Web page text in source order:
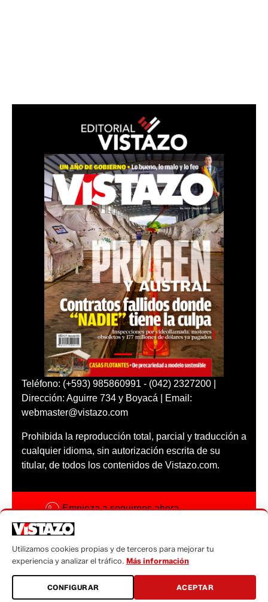
Teléfono: (+593) 985860991 - (042) 2327200 |
Dirección: Aguirre 734 y Boyacá | Email:
webmaster@vistazo.com
Prohibida la reproducción total, parcial y traducción a
cualquier idioma, sin autorización escrita de su
titular, de todos los contenidos de Vistazo.com.
Empieza a seguirnos ahora
Código ética
Sugerencias a:
sugerencias@vistazo.com
Utilizamos cookies propias y de terceros para mejorar tu
experiencia y analizar el tráfico. Más información
CONFIGURAR ACEPTAR